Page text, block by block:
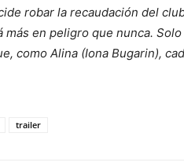
robar la recaudación del
más en peligro que nunca.
como Alina (Iona Bugarin),
trailer